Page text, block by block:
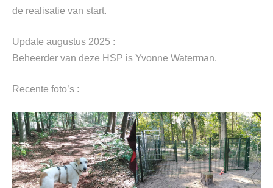
de realisatie van start.
Update augustus 2025 :
Beheerder van deze HSP is Yvonne Waterman.
Recente foto’s :